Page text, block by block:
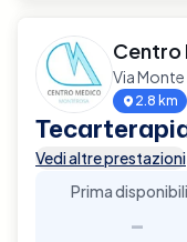
Centro
Via
2.8 km
Vedi altre prestazioni
Prima
-